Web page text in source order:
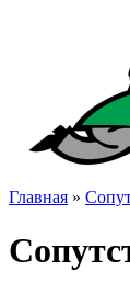
Главная »